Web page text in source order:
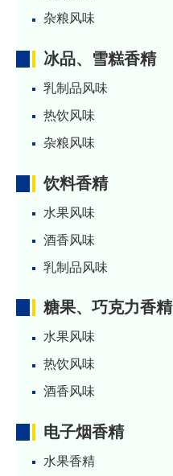
杂粮风味
冰品、雪糕香精
乳制品风味
热饮风味
杂粮风味
饮料香精
水果风味
酒香风味
乳制品风味
糖果、巧克力香精
水果风味
热饮风味
酒香风味
电子烟香精
水果香精